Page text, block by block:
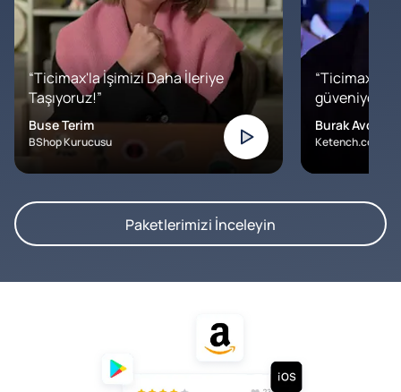
“Ticimax'la İşimizi Daha İleriye
Taşıyoruz!”
Buse Terim
BShop Kurucusu
“Ticimax'a
Burak Avcılar
Ketench.com –
Paketlerimizi İnceleyin